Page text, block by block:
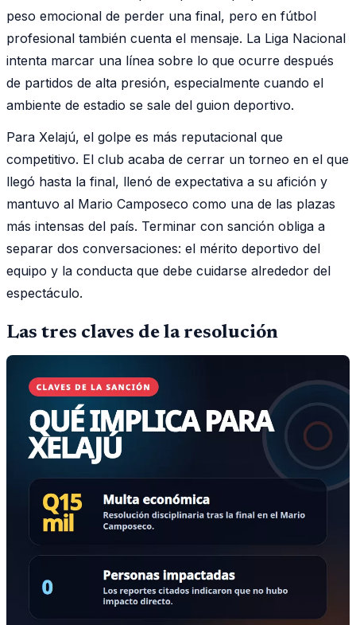
peso emocional de perder una final, pero en fútbol
profesional también cuenta el mensaje. La Liga Nacional
intenta marcar una línea sobre lo que ocurre después
de partidos de alta presión, especialmente cuando el
ambiente de estadio se sale del guion deportivo.
Para Xelajú, el golpe es más reputacional que
competitivo. El club acaba de cerrar un torneo en el que
llegó hasta la final, llenó de expectativa a su afición y
mantuvo al Mario Camposeco como una de las plazas
más intensas del país. Terminar con sanción obliga a
separar dos conversaciones: el mérito deportivo del
equipo y la conducta que debe cuidarse alrededor del
espectáculo.
Las tres claves de la resolución